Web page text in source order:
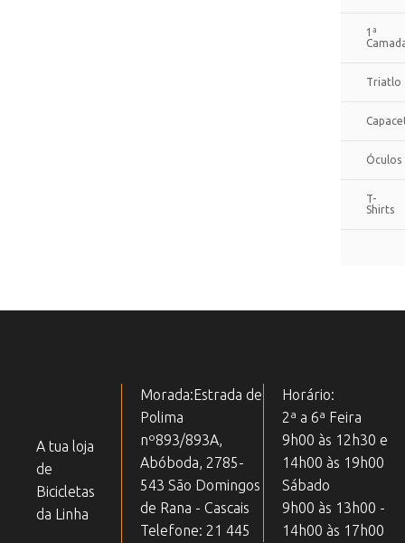
1ª
Triatlo
Óculos
T-
Shirts
A tua loja
de
Bicicletas
da Linha
Horário:
2ª a 6ª Feira
9h00 às 12h30 e
14h00 às 19h00
Sábado
9h00 às 13h00 -
14h00 às 17h00
Morada:Estrada de
Polima
nº893/893A,
Abóboda, 2785-
543 São Domingos
de Rana - Cascais
Telefone: 21 445